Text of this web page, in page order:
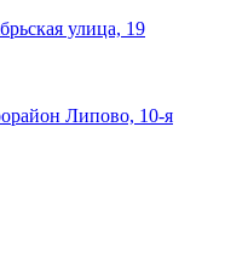
улица, 19
Липово, 10-я